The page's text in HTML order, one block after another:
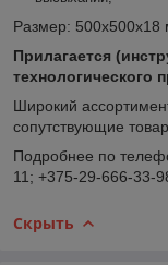
Размер: 500х500х18
Прилагается
технологического
Широкий
сопутствующие
Подробнее по
11; +375-29-666-33-
Скрыть